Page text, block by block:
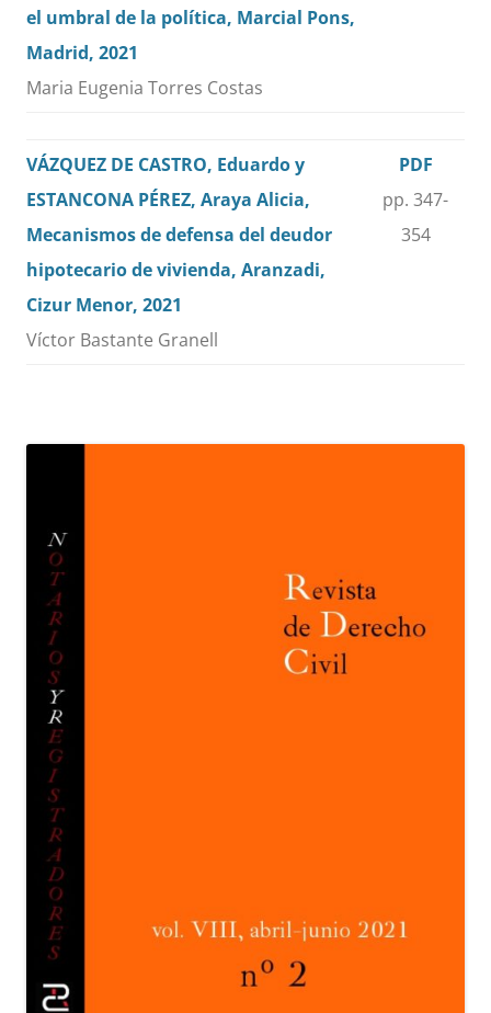
el umbral de la política, Marcial Pons,
Madrid, 2021
Maria Eugenia Torres Costas
VÁZQUEZ DE CASTRO, Eduardo y
ESTANCONA PÉREZ, Araya Alicia,
Mecanismos de defensa del deudor
hipotecario de vivienda, Aranzadi,
Cizur Menor, 2021
Víctor Bastante Granell
PDF
pp. 347-
354